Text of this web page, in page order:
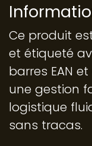
Ce produit
et étiqueté
barres EAN
une gestion
logistique
sans tracas.